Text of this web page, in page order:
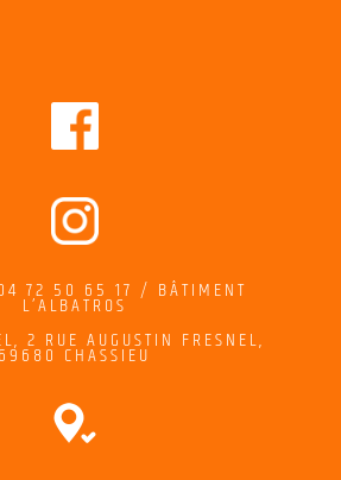
72 50 65 17 / BÂTIMENT
L’ALBATROS
2 RUE AUGUSTIN FRESNEL,
CHASSIEU